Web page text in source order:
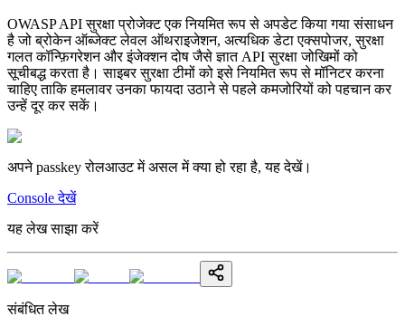
OWASP API सुरक्षा प्रोजेक्ट एक नियमित रूप से अपडेट किया गया संसाधन
है जो ब्रोकेन ऑब्जेक्ट लेवल ऑथराइजेशन, अत्यधिक डेटा एक्सपोजर, सुरक्षा
गलत कॉन्फ़िगरेशन और इंजेक्शन दोष जैसे ज्ञात API सुरक्षा जोखिमों को
सूचीबद्ध करता है। साइबर सुरक्षा टीमों को इसे नियमित रूप से मॉनिटर करना
चाहिए ताकि हमलावर उनका फायदा उठाने से पहले कमजोरियों को पहचान कर
उन्हें दूर कर सकें।
अपने passkey रोलआउट में असल में क्या हो रहा है, यह देखें।
Console देखें
यह लेख साझा करें
संबंधित लेख